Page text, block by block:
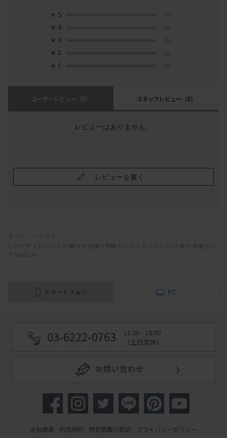
★ 5 (0)
★ 4 (0)
★ 3 (0)
★ 2 (0)
★ 1 (0)
ユーザーレビュー （0） スタッフレビュー （0）
レビューはありません。
レビューを書く
ホーム
ソファ
ロデア フロアソファ(脚付き仕様) (樹種カバ バリエーション3人掛け 張地ラン
クGAMZA)
スマートフォン PC
03-6222-0763
11:00 - 18:00
（土日定休）
お問い合わせ
会社概要 利用規約 特定商取引表記 プライバシーポリシー